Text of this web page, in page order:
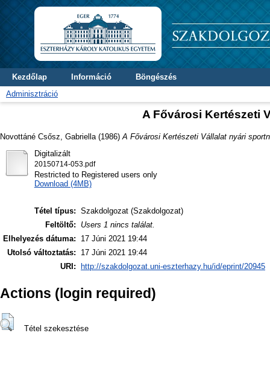
Kezdőlap Információ
Böngészés
Adminisztráció
A Fővárosi Kertészeti
Novottáné Csősz, Gabriella (1986) A Fővárosi Kertészeti Vállalat nyári
Digitalizált
20150714-053.pdf
Restricted to Registered users only
Download (4MB)
Tétel típus: Szakdolgozat (Szakdolgozat)
Feltöltő:
Users 1 nincs találat.
Elhelyezés dátuma:
17 Júni 2021 19:44
Utolsó változtatás:
17 Júni 2021 19:44
URI:
http://szakdolgozat.uni-eszterhazy.hu/id/eprint/20945
Actions (login required)
Tétel szekesztése